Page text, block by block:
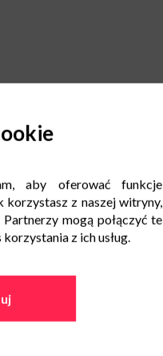
aby oferować funkcje
korzystasz z naszej witryny,
mogą połączyć te
z ich usług.